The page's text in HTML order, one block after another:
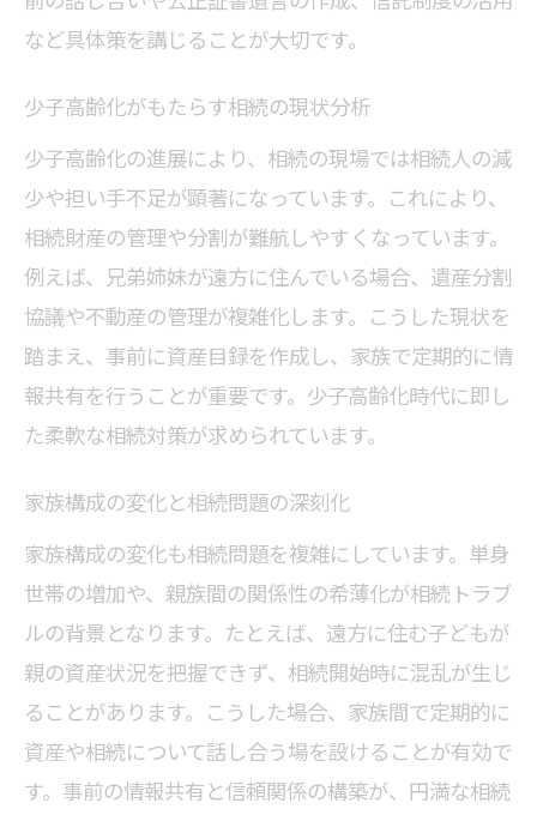
不動産活用で大相続時代を乗り切るヒント
高齢化と空き家問題の相続対策事例
不動産活用で相続資産を最大化する方法
相続に強い不動産運用のポイント解説
家族で考える不動産相続の進め方
少子高齢化がもたらす相続リスクの現実
少子高齢化による相続リスクの実態
相続問題と人口減少時代の課題整理
家族を守るための少子高齢化相続対策
将来のために家族で始める相続の話し合い
相続の話し合いを家族で始める重要性
家族円満を守るための相続コミュニケー
ション
など具体策を講じることが大切です。
少子高齢化がもたらす相続の現状分析
少子高齢化の進展により、相続の現場では相続人の減
少や担い手不足が顕著になっています。これにより、
相続財産の管理や分割が難航しやすくなっています。
例えば、兄弟姉妹が遠方に住んでいる場合、遺産分割
協議や不動産の管理が複雑化します。こうした現状を
踏まえ、事前に資産目録を作成し、家族で定期的に情
報共有を行うことが重要です。少子高齢化時代に即し
た柔軟な相続対策が求められています。
家族構成の変化と相続問題の深刻化
家族構成の変化も相続問題を複雑にしています。単身
世帯の増加や、親族間の関係性の希薄化が相続トラブ
ルの背景となります。たとえば、遠方に住む子どもが
親の資産状況を把握できず、相続開始時に混乱が生じ
ることがあります。こうした場合、家族間で定期的に
資産や相続について話し合う場を設けることが有効で
す。事前の情報共有と信頼関係の構築が、円満な相続